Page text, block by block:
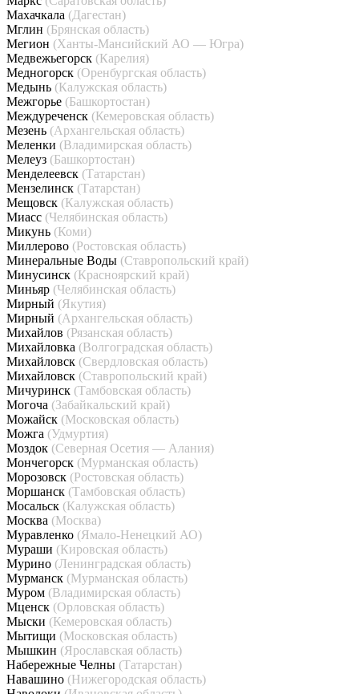
Махачкала (Дагестан)
Мглин (Брянская область)
Мегион (Ханты-Мансийский АО — Югра)
Медвежьегорск (Карелия)
Медногорск (Оренбургская область)
Медынь (Калужская область)
Межгорье (Башкортостан)
Междуреченск (Кемеровская область)
Мезень (Архангельская область)
Меленки (Владимирская область)
Мелеуз (Башкортостан)
Менделеевск (Татарстан)
Мензелинск (Татарстан)
Мещовск (Калужская область)
Миасс (Челябинская область)
Микунь (Коми)
Миллерово (Ростовская область)
Минеральные Воды (Ставропольский край)
Минусинск (Красноярский край)
Миньяр (Челябинская область)
Мирный (Якутия)
Мирный (Архангельская область)
Михайлов (Рязанская область)
Михайловка (Волгоградская область)
Михайловск (Свердловская область)
Михайловск (Ставропольский край)
Мичуринск (Тамбовская область)
Могоча (Забайкальский край)
Можайск (Московская область)
Можга (Удмуртия)
Моздок (Северная Осетия — Алания)
Мончегорск (Мурманская область)
Морозовск (Ростовская область)
Моршанск (Тамбовская область)
Мосальск (Калужская область)
Москва (Москва)
Муравленко (Ямало-Ненецкий АО)
Мураши (Кировская область)
Мурино (Ленинградская область)
Мурманск (Мурманская область)
Муром (Владимирская область)
Мценск (Орловская область)
Мыски (Кемеровская область)
Мытищи (Московская область)
Мышкин (Ярославская область)
Набережные Челны (Татарстан)
Навашино (Нижегородская область)